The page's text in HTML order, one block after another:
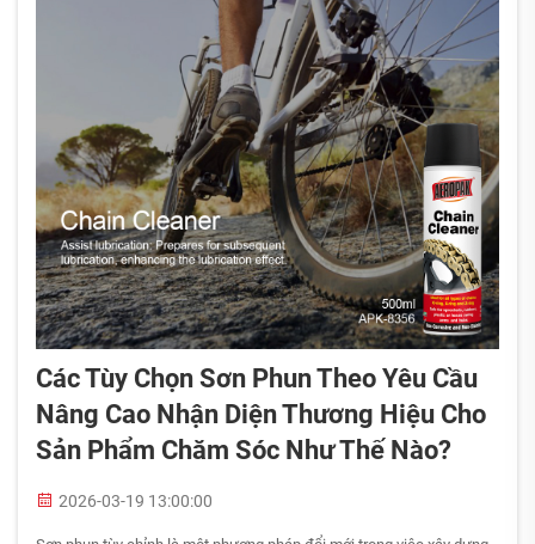
Các Tùy Chọn Sơn Phun Theo Yêu Cầu
Nâng Cao Nhận Diện Thương Hiệu Cho
Sản Phẩm Chăm Sóc Như Thế Nào?
2026-03-19 13:00:00